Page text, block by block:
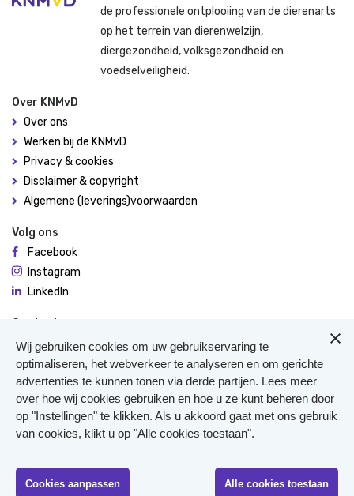
de professionele ontplooiing van de dierenarts
op het terrein van dierenwelzijn,
diergezondheid, volksgezondheid en
voedselveiligheid.
Over KNMvD
Over ons
Werken bij de KNMvD
Privacy & cookies
Disclaimer & copyright
Algemene (leverings)voorwaarden
Volg ons
Facebook
Instagram
LinkedIn
Contact
De Molen 94
3995 AX Houten
0306348900
Meer contact
Veterinair Vangnet
Pers
KvK 40477835
Wij gebruiken cookies om uw gebruikservaring te
optimaliseren, het webverkeer te analyseren en om gerichte
advertenties te kunnen tonen via derde partijen. Lees meer
over hoe wij cookies gebruiken en hoe u ze kunt beheren door
op "Instellingen" te klikken. Als u akkoord gaat met ons gebruik
van cookies, klikt u op "Alle cookies toestaan".
Cookies aanpassen Alle cookies toestaan